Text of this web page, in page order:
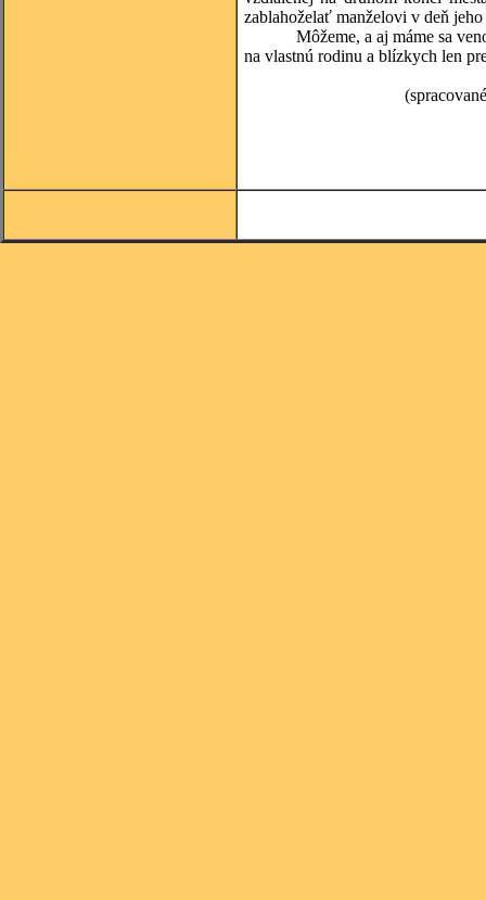
zablahoželať manželovi v deň
Môžeme, a aj máme sa
na vlastnú rodinu a blízkych len
(spracované s použitím